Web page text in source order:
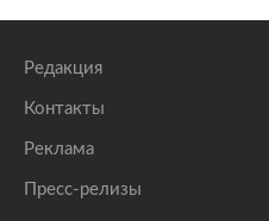
Редакция
Контакты
Реклама
Пресс-релизы